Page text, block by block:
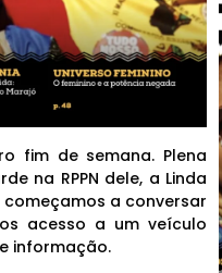
fim de semana. Plena
na RPPN dele, a Linda
começamos a conversar
acesso a um veículo
informação.